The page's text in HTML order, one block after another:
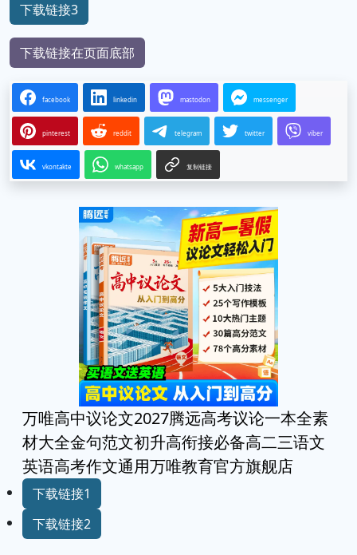
下载链接3
下载链接在页面底部
facebook linkedin mastodon messenger
pinterest reddit telegram twitter viber
vkontakte whatsapp 复制链接
万唯高中议论文2027腾远高考议论一本全素
材大全金句范文初升高衔接必备高二三语文
英语高考作文通用万唯教育官方旗舰店
下载链接1
下载链接2